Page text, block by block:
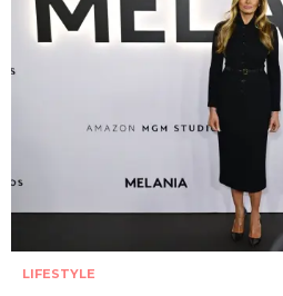
LIFESTYLE